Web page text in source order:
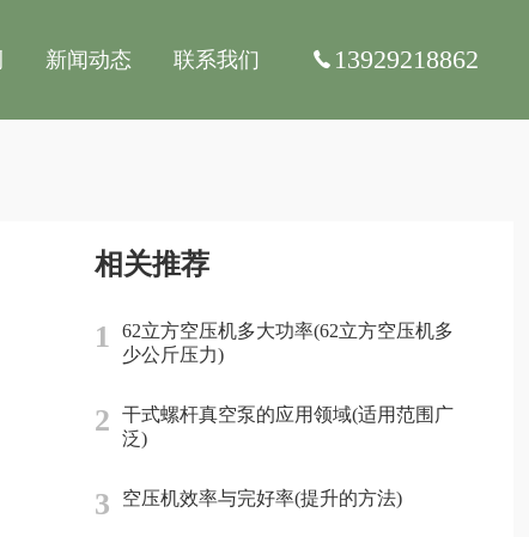
新闻动态 联系我们 13929218862
相关推荐
1
62立方空压机多大功率(62立方空压机多
少公斤压力)
2
干式螺杆真空泵的应用领域(适用范围广
泛)
3 空压机效率与完好率(提升的方法)